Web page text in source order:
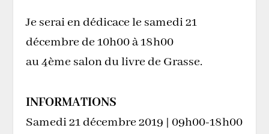
Je serai en dédicace le samedi 21
décembre de 10h00 à 18h00
au 4ème salon du livre de Grasse.
INFORMATIONS
Samedi 21 décembre 2019 | 09h00-18h00